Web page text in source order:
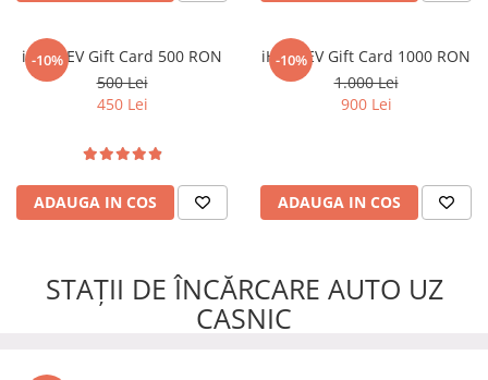
-10%
iHunt EV Gift Card 500 RON
500 Lei
450 Lei
ADAUGA IN COS
-10%
iHunt EV Gift Card 1000 RON
1.000 Lei
900 Lei
ADAUGA IN COS
STAȚII DE ÎNCĂRCARE AUTO UZ
CASNIC